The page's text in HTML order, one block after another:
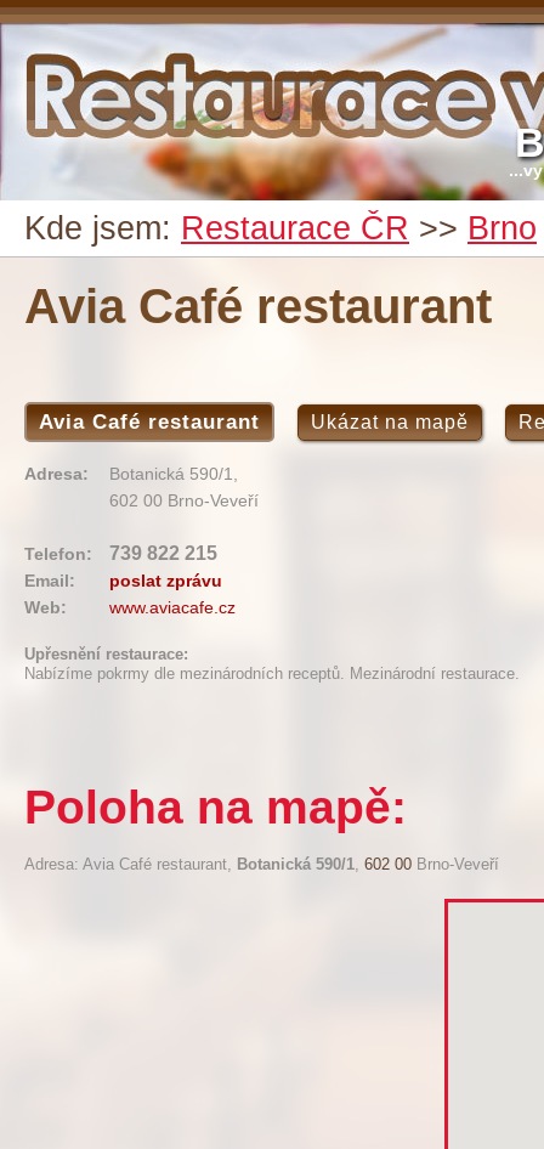
Kde jsem: Restaurace ČR >> Brno
Avia Café restaurant
Avia Café restaurant Ukázat na mapě
Adresa:
Botanická 590/1,
602 00 Brno-Veveří
Telefon: 739 822 215
Email:
poslat zprávu
Web:
www.aviacafe.cz
Upřesnění restaurace:
Nabízíme pokrmy dle mezinárodních receptů. Mezinárodní restaurace.
Poloha na mapě:
Adresa: Avia Café restaurant, Botanická 590/1, 602 00 Brno-Veveří